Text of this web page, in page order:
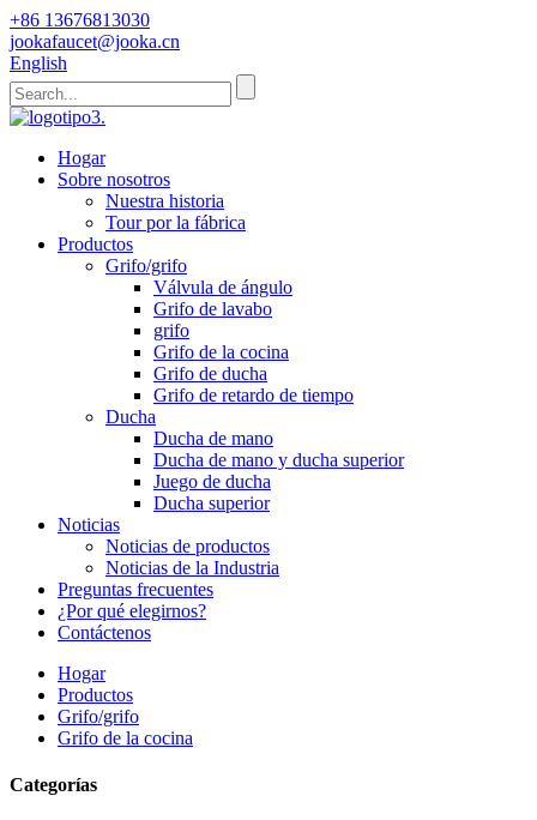
+86 13676813030
jookafaucet@jooka.cn
English
Hogar
Sobre nosotros
Nuestra historia
Tour por la fábrica
Productos
Grifo/grifo
Válvula de ángulo
Grifo de lavabo
grifo
Grifo de la cocina
Grifo de ducha
Grifo de retardo de tiempo
Ducha
Ducha de mano
Ducha de mano y ducha superior
Juego de ducha
Ducha superior
Noticias
Noticias de productos
Noticias de la Industria
Preguntas frecuentes
¿Por qué elegirnos?
Contáctenos
Hogar
Productos
Grifo/grifo
Grifo de la cocina
Categorías